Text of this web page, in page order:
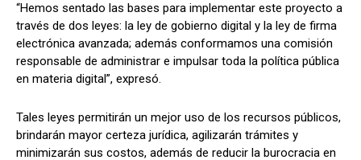
“Hemos sentado las bases para implementar este proyecto a
través de dos leyes: la ley de gobierno digital y la ley de firma
electrónica avanzada; además conformamos una comisión
responsable de administrar e impulsar toda la política pública
en materia digital”, expresó.
Tales leyes permitirán un mejor uso de los recursos públicos,
brindarán mayor certeza jurídica, agilizarán trámites y
minimizarán sus costos, además de reducir la burocracia en